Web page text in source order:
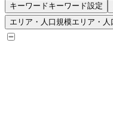
キーワードキーワード設定
エリア・人口規模エリア・人